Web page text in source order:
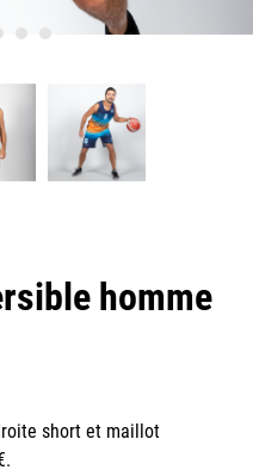
homme
short et maillot